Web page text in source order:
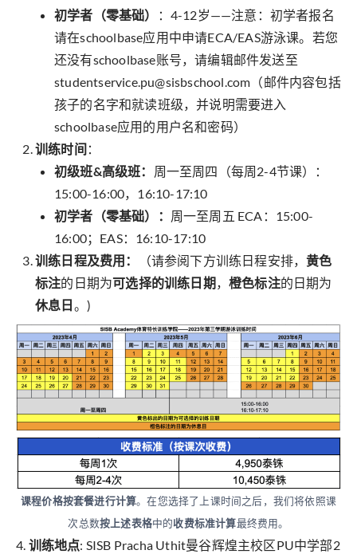
初学者（零基础）
：4-12岁——注意：初学者报名
请在schoolbase应用中申请ECA/EAS游泳课。若您
还没有schoolbase账号，请编辑邮件发送至
studentservice.pu@sisbschool.com（邮件内容包括
孩子的名字和就读班级，并说明需要进入
schoolbase应用的用户名和密码）
训练时间 ：
初级班&高级班： 周一至周四（每周2-4节课）：
15:00-16:00，16:10-17:10
初学者（零基础）： 周一至周五 ECA：15:00-
16:00；EAS：16:10-17:10
训练日程及费用：
（请参阅下方训练日程安排，黄色
标注的日期为可选择的训练日期，橙色标注的日期为
休息日。)
课程价格按套餐进行计算。在您选择了上课时间之后，我们将依照课
次总数按上述表格中的收费标准计算最终费用。
4. 训练地点: SISB Pracha Uthit曼谷辉煌主校区PU中学部2